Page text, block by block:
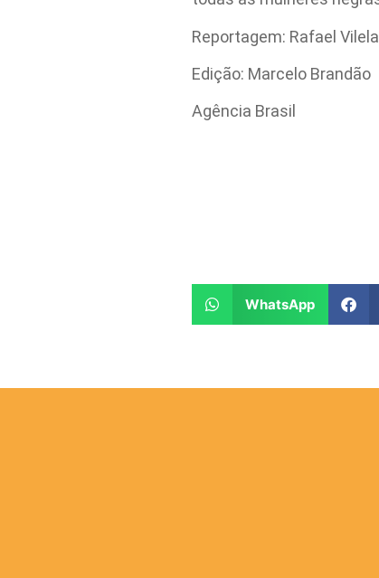
Reportagem: Rafael Vilela
Edição: Marcelo Brandão
Agência Brasil
WhatsApp